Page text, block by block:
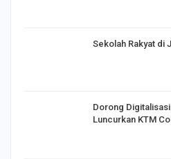
Sekolah Rakyat di
Dorong
Luncurkan KTM